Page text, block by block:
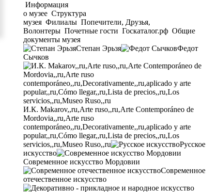
Информация
о музее Структура
музея Филиалы Попечители, Друзья,
Волонтеры Почетные гости Госкаталог.рф Общие
документы музея
Степан Эрьзя
Федот
Сычков
И.К. Makarov,,ru,Arte ruso,,ru,Arte Contemporáneo de
Mordovia,,ru,Arte ruso
contemporáneo,,ru,Decorativamente,,ru,aplicado y arte
popular,,ru,Cómo llegar,,ru,Lista de precios,,ru,Los
servicios,,ru,Museo Ruso,,ru
Русское
искусство
Современное искусство Мордовии
Современное
отечественное искусство